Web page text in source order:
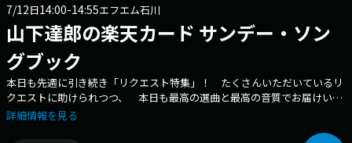
7/12日14:00-14:55エフエム石川
山下達郎の楽天カード サンデー・ソン
グブック
本日も先週に引き続き「リクエスト特集」！ たくさんいただいているリ
クエストに助けられつつ、 本日も最高の選曲と最高の音質でお届けいた
します。 番組Webサイト：https://www.tfm.co.jp/ssb/ メッセージ
詳細情報を見る